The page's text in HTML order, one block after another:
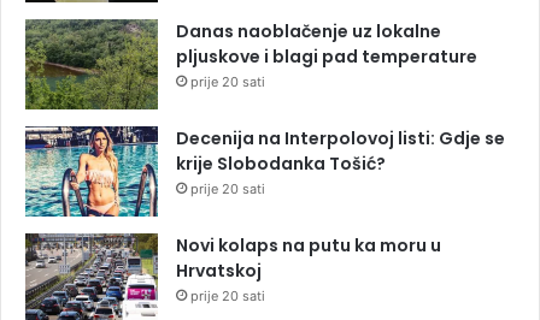
Danas naoblačenje uz lokalne
pljuskove i blagi pad temperature
prije 20 sati
Decenija na Interpolovoj listi: Gdje se
krije Slobodanka Tošić?
prije 20 sati
Novi kolaps na putu ka moru u
Hrvatskoj
prije 20 sati